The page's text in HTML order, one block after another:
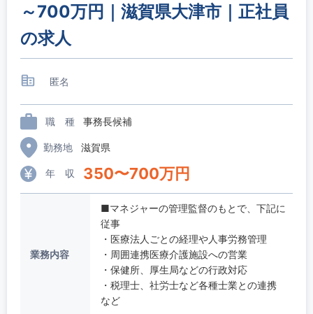
～700万円｜滋賀県大津市｜正社員
の求人
匿名
職 種 事務長候補
勤務地 滋賀県
年 収 350〜700万円
業務内容
■マネジャーの管理監督のもとで、下記に
従事
・医療法人ごとの経理や人事労務管理
・周囲連携医療介護施設への営業
・保健所、厚生局などの行政対応
・税理士、社労士など各種士業との連携
など